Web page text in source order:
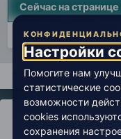
Сейчас на странице
Нет
Главная
Настройки
Помогите нам
статистические
возможности
cookies
сохранения